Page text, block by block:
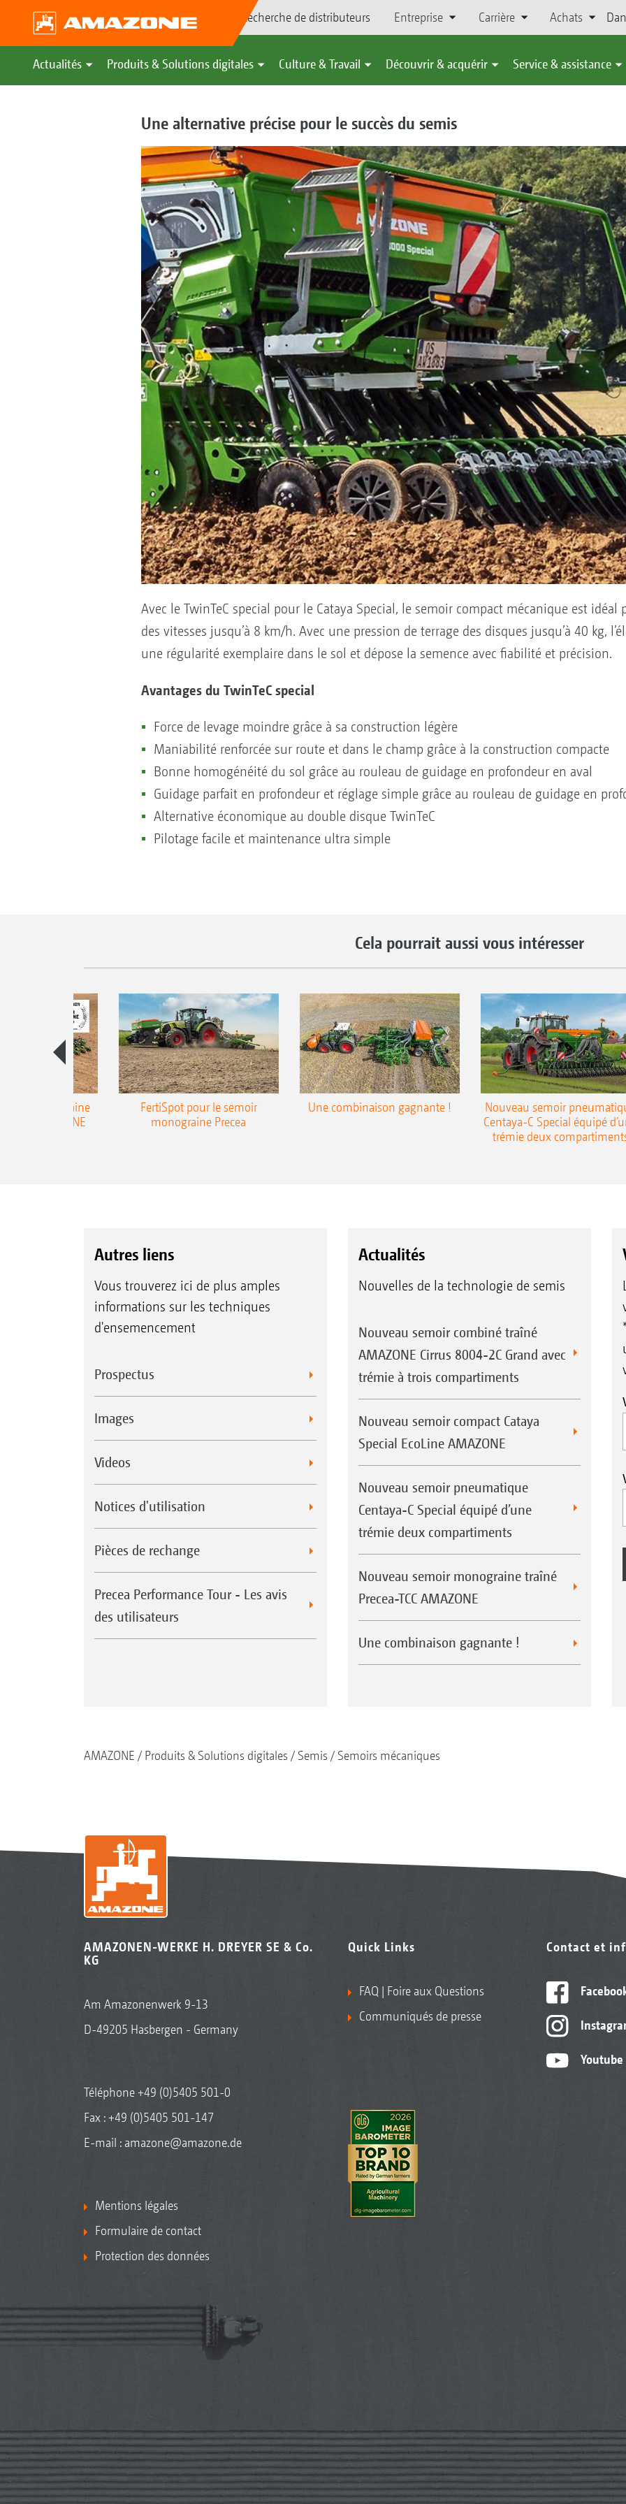
Recherche de distributeurs Entreprise Carrière Achats
Actualités Produits & Solutions digitales Culture & Travail Découvrir & acquérir Service & assistance
Une alternative précise pour le succès du semis
Avec le TwinTeC special pour le Cataya Special, le semoir compact mécanique est idéal
des vitesses jusqu’à 8 km/h. Avec une pression de terrage des disques jusqu’à 40 kg,
une régularité exemplaire dans le sol et dépose la semence avec fiabilité et précision.
Avantages du TwinTeC special
Force de levage moindre grâce à sa construction légère
Maniabilité renforcée sur route et dans le champ grâce à la construction compacte
Bonne homogénéité du sol grâce au rouleau de guidage en profondeur en aval
Guidage parfait en profondeur et réglage simple grâce au rouleau de guidage en
Alternative économique au double disque TwinTeC
Pilotage facile et maintenance ultra simple
Cela pourrait aussi vous intéresser
monograine
TCC AMAZONE
FertiSpot pour le semoir
monograine Precea
Une combinaison gagnante !
Nouveau semoir
Centaya-C Special équipé
trémie deux
Autres liens
Vous trouverez ici de plus amples
informations sur les techniques
d'ensemencement
Prospectus
Images
Videos
Notices d'utilisation
Pièces de rechange
Precea Performance Tour - Les avis
des utilisateurs
Actualités
Nouvelles de la technologie de semis
Nouveau semoir combiné traîné
AMAZONE Cirrus 8004-2C Grand avec
trémie à trois compartiments
Nouveau semoir compact Cataya
Special EcoLine AMAZONE
Nouveau semoir pneumatique
Centaya-C Special équipé d’une
trémie deux compartiments
Nouveau semoir monograine traîné
Precea-TCC AMAZONE
Une combinaison gagnante !
AMAZONE Produits & Solutions digitales Semis Semoirs mécaniques
AMAZONEN-WERKE H. DREYER SE & Co.
KG
Am Amazonenwerk 9-13
D-49205 Hasbergen - Germany
Téléphone+49 (0)5405 501-0
Fax : +49 (0)5405 501-147
E-mail : amazone@amazone.de
Mentions légales
Formulaire de contact
Protection des données
Quick Links
FAQ | Foire aux Questions
Communiqués de presse
Contact et
Youtube